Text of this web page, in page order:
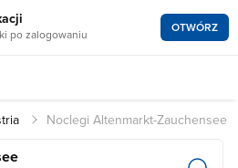
po zalogowaniu OTWÓRZ
Noclegi Altenmarkt-Zauchensee